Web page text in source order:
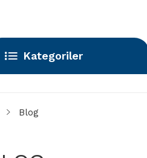
Kategoriler
Blog